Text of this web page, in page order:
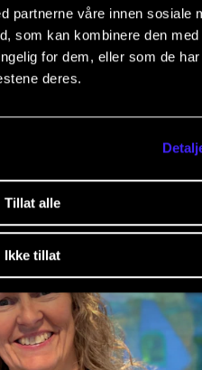
partnerne våre innen sosiale
som kan kombinere den med
for dem, eller som de
deres.
Tillat alle
Ikke tillat
Slette?